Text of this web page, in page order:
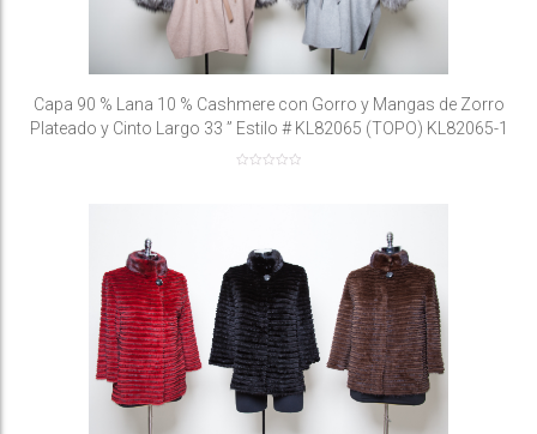
Capa 90 % Lana 10 % Cashmere con Gorro y Mangas de Zorro
Plateado y Cinto Largo 33 ” Estilo # KL82065 (TOPO) KL82065-1
(GRIS)